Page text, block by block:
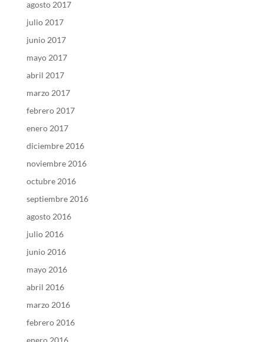
agosto 2017
julio 2017
junio 2017
mayo 2017
abril 2017
marzo 2017
febrero 2017
enero 2017
diciembre 2016
noviembre 2016
octubre 2016
septiembre 2016
agosto 2016
julio 2016
junio 2016
mayo 2016
abril 2016
marzo 2016
febrero 2016
enero 2016